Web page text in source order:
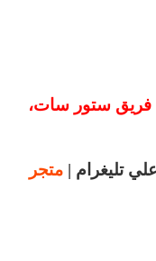
فريق ستور سات،
تليغرام | متجر